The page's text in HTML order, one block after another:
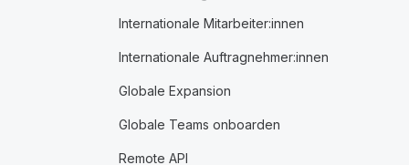
Internationale Mitarbeiter:innen
Internationale Auftragnehmer:innen
Globale Expansion
Globale Teams onboarden
Remote API